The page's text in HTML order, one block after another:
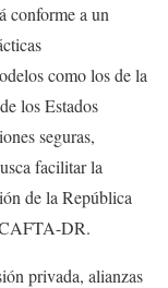
conforme a un
como los de la
los Estados
seguras,
facilitar la
de la República
CAFTA-DR.
privada, alianzas